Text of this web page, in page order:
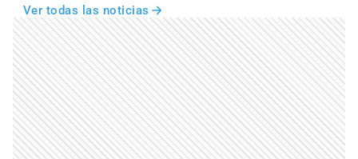
Ver todas las noticias